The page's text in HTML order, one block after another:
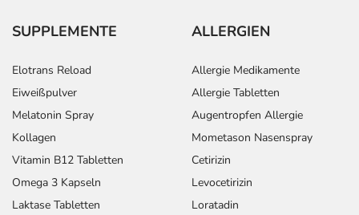
SUPPLEMENTE
Elotrans Reload
Eiweißpulver
Melatonin Spray
Kollagen
Vitamin B12 Tabletten
Omega 3 Kapseln
Laktase Tabletten
ALLERGIEN
Allergie Medikamente
Allergie Tabletten
Augentropfen Allergie
Mometason Nasenspray
Cetirizin
Levocetirizin
Loratadin